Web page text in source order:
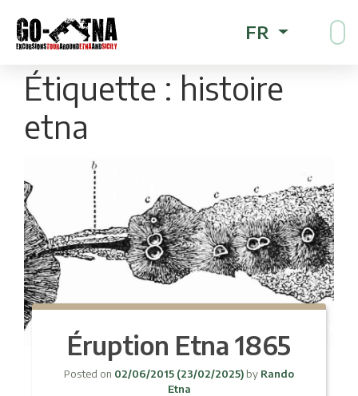
FR
Étiquette : histoire
etna
Éruption Etna 1865
Posted on 02/06/2015 (23/02/2025) by Rando
Etna